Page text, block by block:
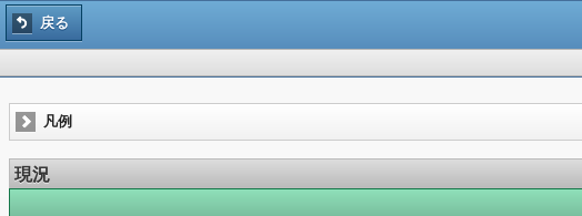
戻る
凡例
現況